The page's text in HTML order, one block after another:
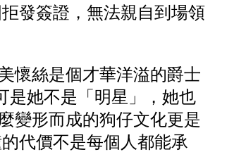
發簽證，無法親自到場領
懷絲是個才華洋溢的爵士
是她不是「明星」，她也
變形而成的狗仔文化更是
代價不是每個人都能承